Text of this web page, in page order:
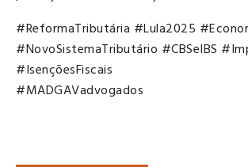
#ReformaTributária #Lula2025
#NovoSistemaTributário #CBSeIBS
#IsençõesFiscais
#MADGAVadvogados